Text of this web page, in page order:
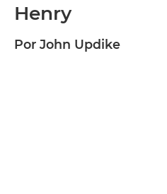
Henry
Por John Updike